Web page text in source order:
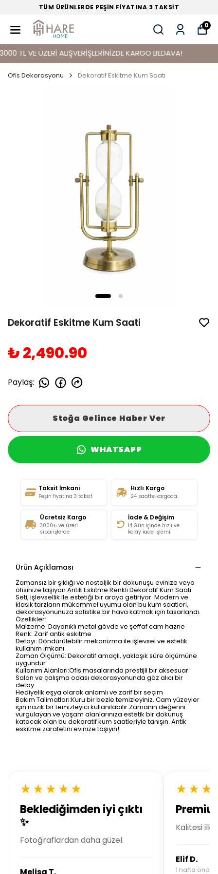
TÜM ÜRÜNLERDE PEŞİN FİYATINA 3 TAKSİT
0
VE ÜZERİ ALIŞVERİŞLERİNİZDE KARGO BEDAVA!
Ofis Dekorasyonu Dekoratif Eskitme Kum Saati
Dekoratif Eskitme Kum Saati
₺ 2,490.90
Paylaş:
Stoğa Gelince Haber Ver
WHATSAPP
Taksit İmkanı
Peşin fiyatına 3 taksit
Hızlı Kargo
24 saatte kargoda.
Ücretsiz Kargo
3000₺ ve üzeri
siparişlerde
İade & Değişim
14 Gün İçinde hızlı ve
kolay iade işlemi.
Ürün Açıklaması
Zamansız bir şıklığı ve nostaljik bir dokunuşu evinize veya
ofisinize taşıyan Antik Eskitme Renkli Dekoratif Kum Saati
Seti, işlevsellik ile estetiği bir araya getiriyor. Modern ve
klasik tarzların mükemmel uyumu olan bu kum saatleri,
dekorasyonunuza sofistike bir hava katmak için tasarlandı.
Özellikler:
Malzeme: Dayanıklı metal gövde ve şeffaf cam hazne
Renk: Zarif antik eskitme
Detayı: Döndürülebilir mekanizma ile işlevsel ve estetik
kullanım imkanı
Zaman Ölçümü: Dekoratif amaçlı, yaklaşık süre ölçümüne
uygundur
Kullanım Alanları:Ofis masalarında prestijli bir aksesuar
Salon ve çalışma odası dekorasyonunda göz alıcı bir
detay
Hediyelik eşya olarak anlamlı ve zarif bir seçim
Bakım Talimatları:Kuru bir bezle temizleyiniz. Cam yüzeyler
için nazik bir temizleyici kullanılabilir.Zamanın değerini
vurgulayan ve yaşam alanlarınıza estetik bir dokunuş
katacak olan bu dekoratif kum saatleriyle tanışın. Antik
eskitme zarafetini evinize taşıyın!
★★★★★
Beklediğimden iyi çıktı
✨
Fotoğraflardan daha güzel.
Melisa T.
Kalitesi ilk
Elif D.
1 hafta önce